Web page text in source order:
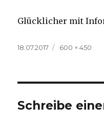
Glücklicher mit
Veröffentlicht
18.07.2017
Volle
600 × 450
Schreibe